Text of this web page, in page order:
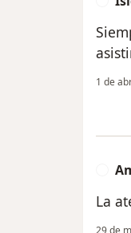
1 de
La
29 de